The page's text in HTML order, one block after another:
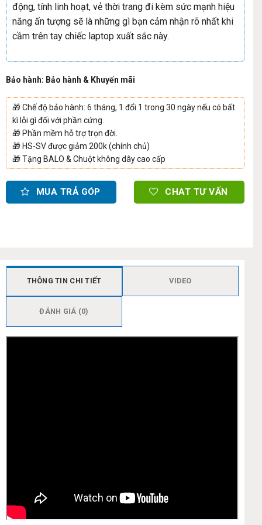
động, tính linh hoạt, vẻ thời trang đi kèm sức mạnh hiệu
năng ấn tượng sẽ là những gì bạn cảm nhận rõ nhất khi
cầm trên tay chiếc laptop xuất sắc này.
Bảo hành: Bảo hành & Khuyến mãi
🎁Chế độ bảo hành: 6 tháng, 1 đổi 1 trong 30 ngày nếu có bất
kì lỗi gì đối với phần cứng.
🎁 Phần mềm hỗ trợ trọn đời.
🎁 HS-SV được giảm 200k (chính chủ)
🎁Tặng BALO & Chuột không dây cao cấp
MUA TRẢ GÓP CHAT TƯ VẤN
THÔNG TIN CHI TIẾT VIDEO
ĐÁNH GIÁ (0)